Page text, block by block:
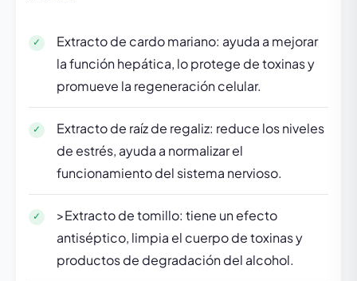
Extracto de cardo mariano: ayuda a mejorar
la función hepática, lo protege de toxinas y
promueve la regeneración celular.
Extracto de raíz de regaliz: reduce los niveles
de estrés, ayuda a normalizar el
funcionamiento del sistema nervioso.
>Extracto de tomillo: tiene un efecto
antiséptico, limpia el cuerpo de toxinas y
productos de degradación del alcohol.